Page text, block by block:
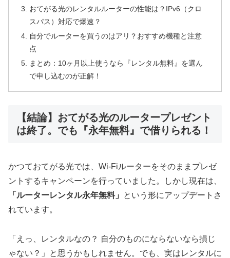
おてがる光のレンタルルーターの性能は？IPv6（クロ
スパス）対応で爆速？
自分でルーターを買うのはアリ？おすすめ機種と注意
点
まとめ：10ヶ月以上使うなら『レンタル無料』を選ん
で申し込むのが正解！
【結論】おてがる光のルータープレゼント
は終了。でも『永年無料』で借りられる！
かつておてがる光では、Wi-Fiルーターをそのままプレゼ
ントするキャンペーンを行っていました。しかし現在は、
「ルーターレンタル永年無料」
という形にアップデートさ
れています。
「えっ、レンタルなの？ 自分のものにならないなら損じ
ゃない？」と思うかもしれません。でも、実はレンタルに